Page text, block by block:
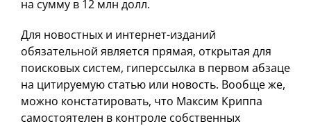
на сумму в 12 млн долл.
Для новостных и интернет-изданий
обязательной является прямая, открытая для
поисковых систем, гиперссылка в первом абзаце
на цитируемую статью или новость. Вообще же,
можно констатировать, что Максим Криппа
самостоятелен в контроле собственных